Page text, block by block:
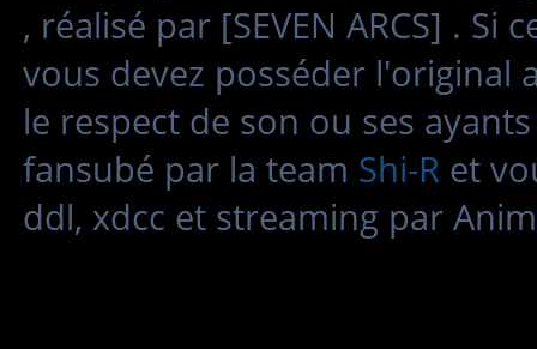
, réalisé par [SEVEN ARCS] .
vous devez posséder l'original
le respect de son ou ses
fansubé par la team Shi-R et
ddl, xdcc et streaming par